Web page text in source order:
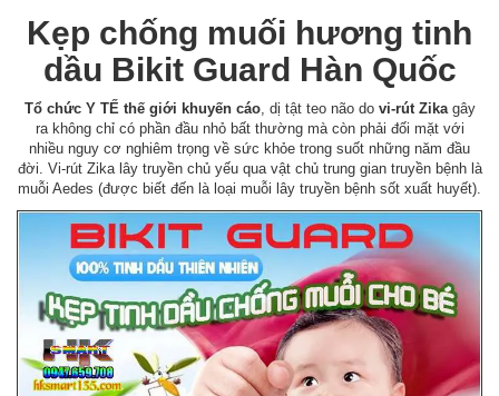
Kẹp chống muối hương tinh
dầu Bikit Guard Hàn Quốc
Tổ chức Y TẾ thế giới khuyến cáo, dị tật teo não do vi-rút Zikagây
ra không chỉ có phần đầu nhỏ bất thường mà còn phải đối mặt với
nhiều nguy cơ nghiêm trọng về sức khỏe trong suốt những năm đầu
đời. Vi-rút Zika lây truyền chủ yếu qua vật chủ trung gian truyền bệnh là
muỗi Aedes (được biết đến là loại muỗi lây truyền bệnh sốt xuất huyết).